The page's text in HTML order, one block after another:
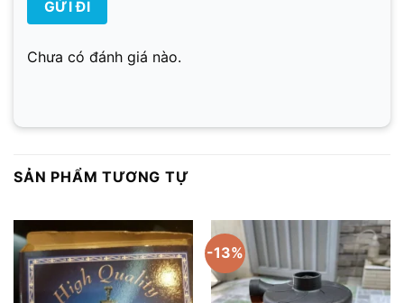
Chưa có đánh giá nào.
SẢN PHẨM TƯƠNG TỰ
-13%